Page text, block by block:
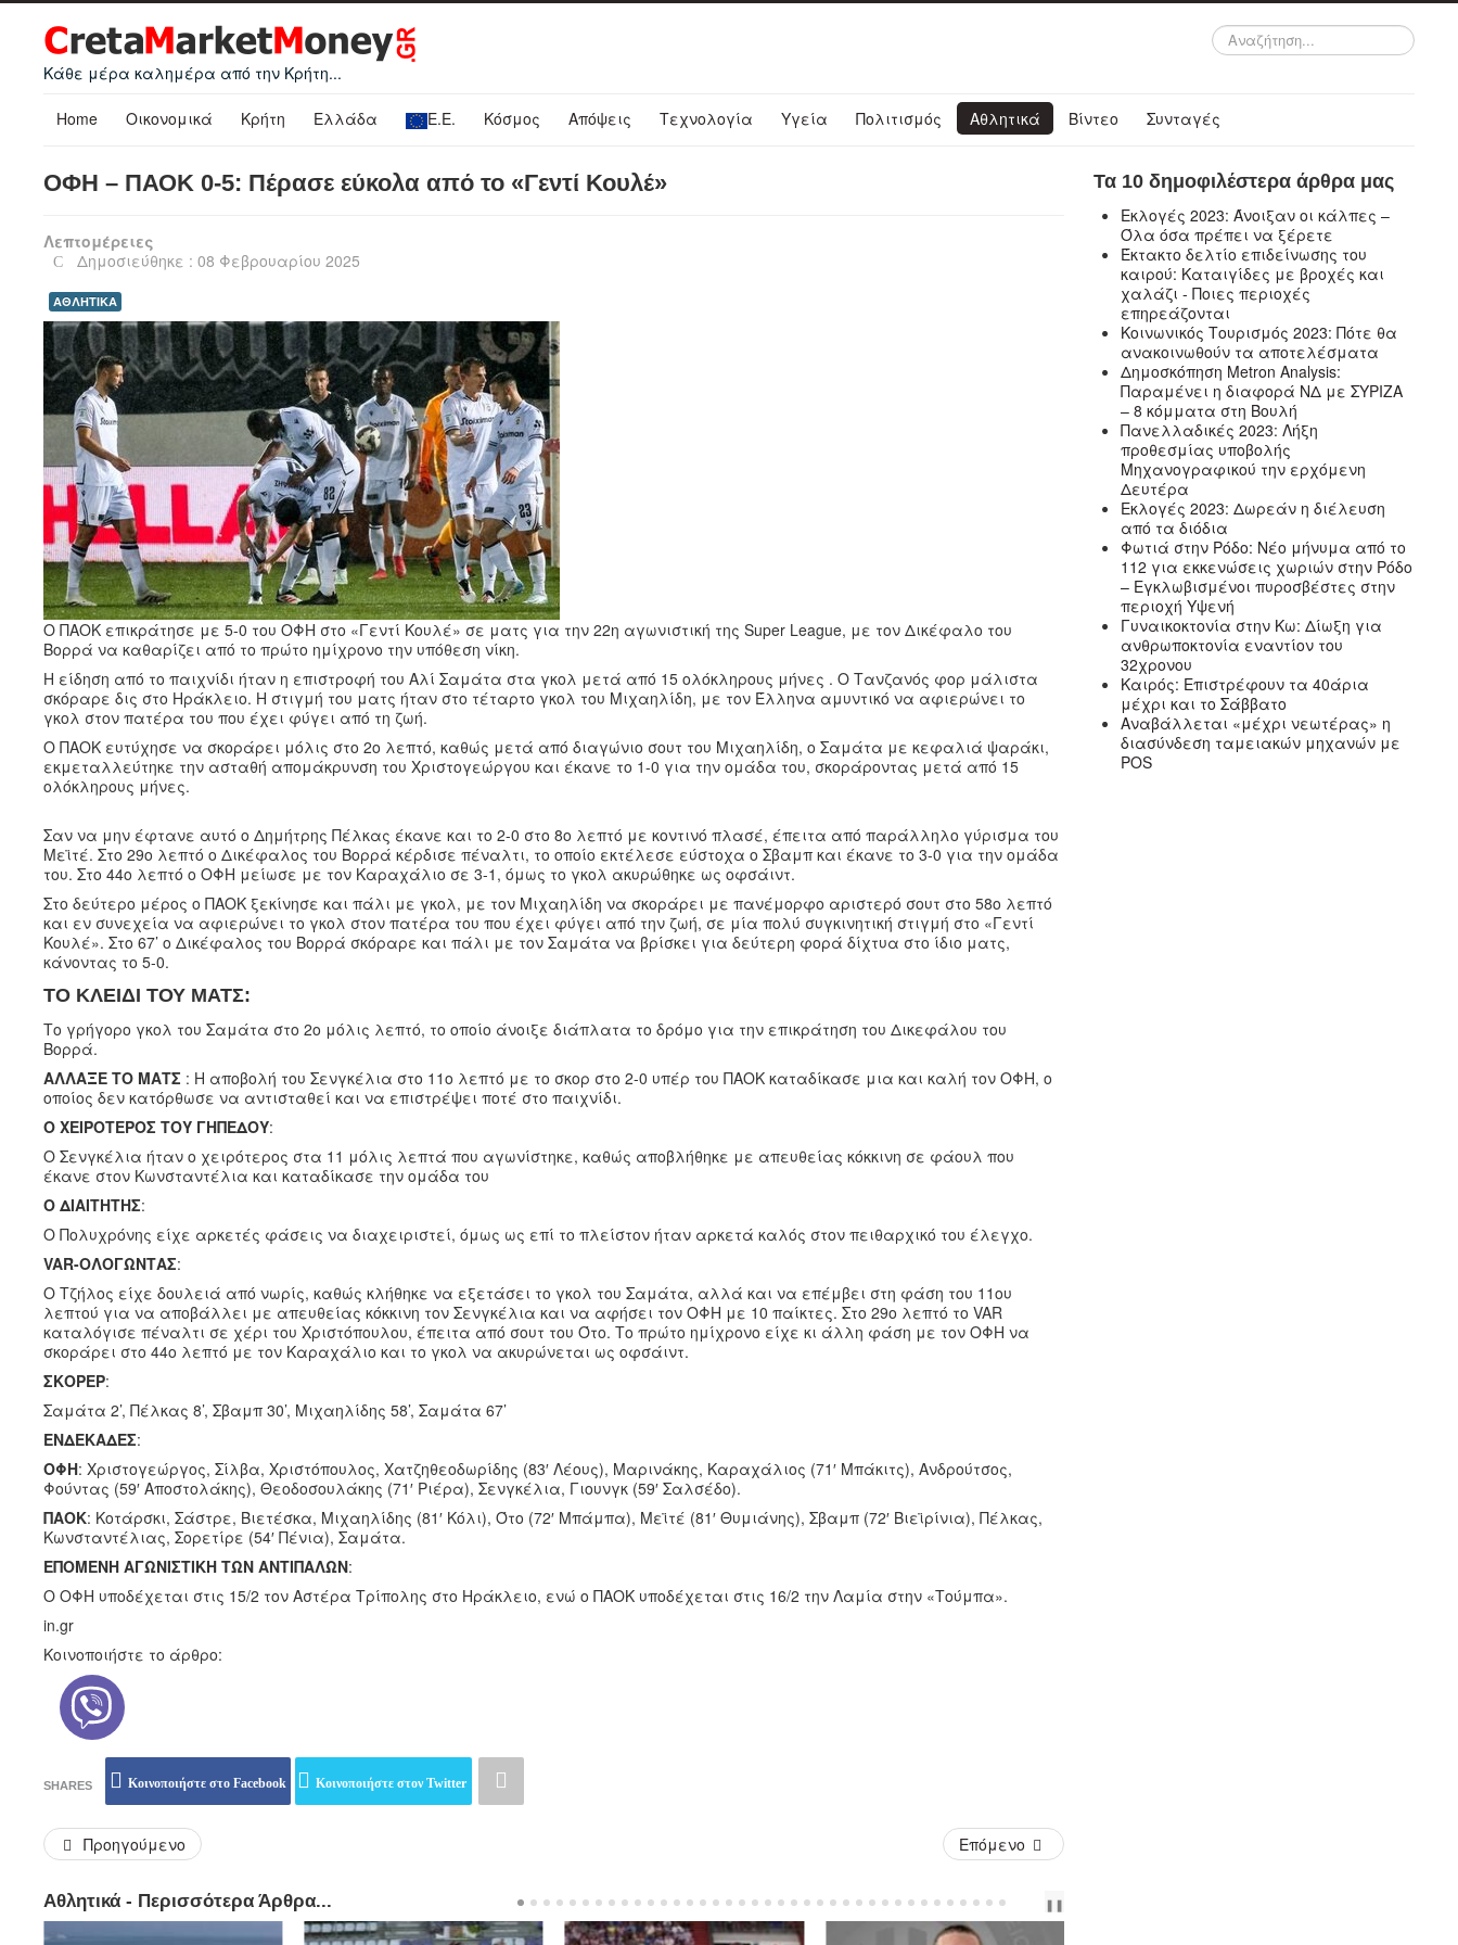
Κάθε μέρα καλημέρα από την Κρήτη...
Αναζήτηση...
Home Οικονομικά Κρήτη Ελλάδα Ε.Ε. Κόσμος Απόψεις Τεχνολογία Υγεία Πολιτισμός Αθλητικά Βίντεο Συνταγές
ΟΦΗ – ΠΑΟΚ 0-5: Πέρασε εύκολα από το «Γεντί Κουλέ»
Λεπτομέρειες
Δημοσιεύθηκε : 08 Φεβρουαρίου 2025
ΑΘΛΗΤΙΚΑ
Ο ΠΑΟΚ επικράτησε με 5-0 του ΟΦΗ στο «Γεντί Κουλέ» σε ματς για την 22η αγωνιστική της Super League, με τον Δικέφαλο του
Βορρά να καθαρίζει από το πρώτο ημίχρονο την υπόθεση νίκη.
Η είδηση από το παιχνίδι ήταν η επιστροφή του Αλί Σαμάτα στα γκολ μετά από 15 ολόκληρους μήνες . Ο Τανζανός φορ μάλιστα
σκόραρε δις στο Ηράκλειο. Η στιγμή του ματς ήταν στο τέταρτο γκολ του Μιχαηλίδη, με τον Έλληνα αμυντικό να αφιερώνει το
γκολ στον πατέρα του που έχει φύγει από τη ζωή.
Ο ΠΑΟΚ ευτύχησε να σκοράρει μόλις στο 2ο λεπτό, καθώς μετά από διαγώνιο σουτ του Μιχαηλίδη, ο Σαμάτα με κεφαλιά ψαράκι,
εκμεταλλεύτηκε την ασταθή απομάκρυνση του Χριστογεώργου και έκανε το 1-0 για την ομάδα του, σκοράροντας μετά από 15
ολόκληρους μήνες.
Σαν να μην έφτανε αυτό ο Δημήτρης Πέλκας έκανε και το 2-0 στο 8ο λεπτό με κοντινό πλασέ, έπειτα από παράλληλο γύρισμα του
Μεϊτέ. Στο 29ο λεπτό ο Δικέφαλος του Βορρά κέρδισε πέναλτι, το οποίο εκτέλεσε εύστοχα ο Σβαμπ και έκανε το 3-0 για την ομάδα
του. Στο 44ο λεπτό ο ΟΦΗ μείωσε με τον Καραχάλιο σε 3-1, όμως το γκολ ακυρώθηκε ως οφσάιντ.
Στο δεύτερο μέρος ο ΠΑΟΚ ξεκίνησε και πάλι με γκολ, με τον Μιχαηλίδη να σκοράρει με πανέμορφο αριστερό σουτ στο 58ο λεπτό
και εν συνεχεία να αφιερώνει το γκολ στον πατέρα του που έχει φύγει από την ζωή, σε μία πολύ συγκινητική στιγμή στο «Γεντί
Κουλέ». Στο 67’ ο Δικέφαλος του Βορρά σκόραρε και πάλι με τον Σαμάτα να βρίσκει για δεύτερη φορά δίχτυα στο ίδιο ματς,
κάνοντας το 5-0.
ΤΟ ΚΛΕΙΔΙ ΤΟΥ ΜΑΤΣ:
Το γρήγορο γκολ του Σαμάτα στο 2ο μόλις λεπτό, το οποίο άνοιξε διάπλατα το δρόμο για την επικράτηση του Δικεφάλου του
Βορρά.
ΑΛΛΑΞΕ ΤΟ ΜΑΤΣ : Η αποβολή του Σενγκέλια στο 11ο λεπτό με το σκορ στο 2-0 υπέρ του ΠΑΟΚ καταδίκασε μια και καλή τον ΟΦΗ, ο
οποίος δεν κατόρθωσε να αντισταθεί και να επιστρέψει ποτέ στο παιχνίδι.
Ο ΧΕΙΡΟΤΕΡΟΣ ΤΟΥ ΓΗΠΕΔΟΥ:
Ο Σενγκέλια ήταν ο χειρότερος στα 11 μόλις λεπτά που αγωνίστηκε, καθώς αποβλήθηκε με απευθείας κόκκινη σε φάουλ που
έκανε στον Κωνσταντέλια και καταδίκασε την ομάδα του
Ο ΔΙΑΙΤΗΤΗΣ:
Ο Πολυχρόνης είχε αρκετές φάσεις να διαχειριστεί, όμως ως επί το πλείστον ήταν αρκετά καλός στον πειθαρχικό του έλεγχο.
VAR-ΟΛΟΓΩΝΤΑΣ:
Ο Τζήλος είχε δουλειά από νωρίς, καθώς κλήθηκε να εξετάσει το γκολ του Σαμάτα, αλλά και να επέμβει στη φάση του 11ου
λεπτού για να αποβάλλει με απευθείας κόκκινη τον Σενγκέλια και να αφήσει τον ΟΦΗ με 10 παίκτες. Στο 29ο λεπτό το VAR
καταλόγισε πέναλτι σε χέρι του Χριστόπουλου, έπειτα από σουτ του Ότο. Το πρώτο ημίχρονο είχε κι άλλη φάση με τον ΟΦΗ να
σκοράρει στο 44ο λεπτό με τον Καραχάλιο και το γκολ να ακυρώνεται ως οφσάιντ.
ΣΚΟΡΕΡ:
Σαμάτα 2’, Πέλκας 8’, Σβαμπ 30’, Μιχαηλίδης 58’, Σαμάτα 67’
ΕΝΔΕΚΑΔΕΣ:
ΟΦΗ: Χριστογεώργος, Σίλβα, Χριστόπουλος, Χατζηθεοδωρίδης (83′ Λέους), Μαρινάκης, Καραχάλιος (71′ Μπάκιτς), Ανδρούτσος,
Φούντας (59′ Αποστολάκης), Θεοδοσουλάκης (71′ Ριέρα), Σενγκέλια, Γιουνγκ (59′ Σαλσέδο).
ΠΑΟΚ: Κοτάρσκι, Σάστρε, Βιετέσκα, Μιχαηλίδης (81′ Κόλι), Ότο (72′ Μπάμπα), Μεϊτέ (81′ Θυμιάνης), Σβαμπ (72′ Βιεϊρίνια), Πέλκας,
Κωνσταντέλιας, Σορετίρε (54′ Πένια), Σαμάτα.
ΕΠΟΜΕΝΗ ΑΓΩΝΙΣΤΙΚΗ ΤΩΝ ΑΝΤΙΠΑΛΩΝ:
Ο ΟΦΗ υποδέχεται στις 15/2 τον Αστέρα Τρίπολης στο Ηράκλειο, ενώ ο ΠΑΟΚ υποδέχεται στις 16/2 την Λαμία στην «Τούμπα».
in.gr
Κοινοποιήστε το άρθρο:
SHARES Κοινοποιήστε στο Facebook Κοινοποιήστε στον Twitter
Προηγούμενο Επόμενο
Αθλητικά - Περισσότερα Άρθρα... PREVNEXT
❚❚
Τα 10 δημοφιλέστερα άρθρα μας
Εκλογές 2023: Άνοιξαν οι κάλπες –
Όλα όσα πρέπει να ξέρετε
Έκτακτο δελτίο επιδείνωσης του
καιρού: Καταιγίδες με βροχές και
χαλάζι - Ποιες περιοχές
επηρεάζονται
Κοινωνικός Τουρισμός 2023: Πότε θα
ανακοινωθούν τα αποτελέσματα
Δημοσκόπηση Metron Analysis:
Παραμένει η διαφορά ΝΔ με ΣΥΡΙΖΑ
– 8 κόμματα στη Βουλή
Πανελλαδικές 2023: Λήξη
προθεσμίας υποβολής
Μηχανογραφικού την ερχόμενη
Δευτέρα
Εκλογές 2023: Δωρεάν η διέλευση
από τα διόδια
Φωτιά στην Ρόδο: Νέο μήνυμα από το
112 για εκκενώσεις χωριών στην Ρόδο
– Εγκλωβισμένοι πυροσβέστες στην
περιοχή Υψενή
Γυναικοκτονία στην Κω: Δίωξη για
ανθρωποκτονία εναντίον του
32χρονου
Καιρός: Επιστρέφουν τα 40άρια
μέχρι και το Σάββατο
Αναβάλλεται «μέχρι νεωτέρας» η
διασύνδεση ταμειακών μηχανών με
POS